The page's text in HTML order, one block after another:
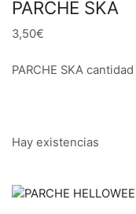
PARCHE SKA
3,50€
PARCHE SKA cantidad
Hay existencias